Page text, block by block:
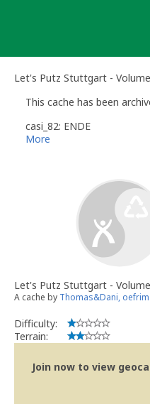
Let's Putz Stuttgart -
This cache has been
casi_82: ENDE
More
Let's Putz Stuttgart -
A cache by Thomas&Dani,
Difficulty:
Terrain:
Join now to view